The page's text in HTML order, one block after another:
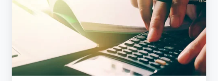
gerenciamento
que
as
empresas